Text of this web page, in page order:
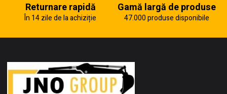
Returnare rapidă
În 14 zile de la achiziție
Gamă largă de produse
47.000 produse disponibile